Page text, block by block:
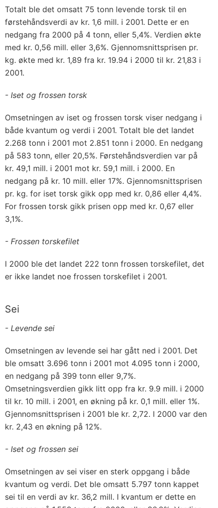
Totalt ble det omsatt 75 tonn levende torsk til en
førstehåndsverdi av kr. 1,6 mill. i 2001. Dette er en
nedgang fra 2000 på 4 tonn, eller 5,4%. Verdien økte
med kr. 0,56 mill. eller 3,6%. Gjennomsnittsprisen pr.
kg. økte med kr. 1,89 fra kr. 19.94 i 2000 til kr. 21,83 i
2001.
- Iset og frossen torsk
Omsetningen av iset og frossen torsk viser nedgang i
både kvantum og verdi i 2001. Totalt ble det landet
2.268 tonn i 2001 mot 2.851 tonn i 2000. En nedgang
på 583 tonn, eller 20,5%. Førstehåndsverdien var på
kr. 49,1 mill. i 2001 mot kr. 59,1 mill. i 2000. En
nedgang på kr. 10 mill. eller 17%. Gjennomsnittsprisen
pr. kg. for iset torsk gikk opp med kr. 0,86 eller 4,4%.
For frossen torsk gikk prisen opp med kr. 0,67 eller
3,1%.
- Frossen torskefilet
I 2000 ble det landet 222 tonn frossen torskefilet, det
er ikke landet noe frossen torskefilet i 2001.
Sei
- Levende sei
Omsetningen av levende sei har gått ned i 2001. Det
ble omsatt 3.696 tonn i 2001 mot 4.095 tonn i 2000,
en nedgang på 399 tonn eller 9,7%.
Omsetningsverdien gikk litt opp fra kr. 9.9 mill. i 2000
til kr. 10 mill. i 2001, en økning på kr. 0,1 mill. eller 1%.
Gjennomsnittsprisen i 2001 ble kr. 2,72. I 2000 var den
kr. 2,43 en økning på 12%.
- Iset og frossen sei
Omsetningen av sei viser en sterk oppgang i både
kvantum og verdi. Det ble omsatt 5.797 tonn kappet
sei til en verdi av kr. 36,2 mill. I kvantum er dette en